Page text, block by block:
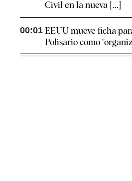
Civil en la nueva [...]
00:01 EEUU mueve ficha
Polisario como